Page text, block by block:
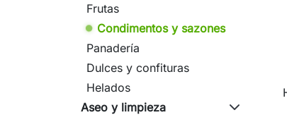
Frutas
Condimentos y sazones
Panadería
Dulces y confituras
Helados
Aseo y limpieza